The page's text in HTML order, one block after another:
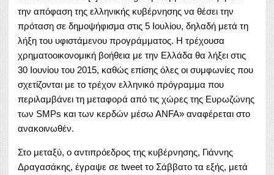
την απόφαση της ελληνικής κυβέρνησης να θέσει την
πρόταση σε δημοψήφισμα στις 5 Ιουλίου, δηλαδή μετά τη
λήξη του υφιστάμενου προγράμματος. Η τρέχουσα
χρηματοοικονομική βοήθεια με την Ελλάδα θα λήξει στις
30 Ιουνίου του 2015, καθώς επίσης όλες οι συμφωνίες που
σχετίζονται με το τρέχον ελληνικό πρόγραμμα που
περιλαμβάνει τη μεταφορά από τις χώρες της Ευρωζώνης
των SMPs και των κερδών μέσω ΑNFA» αναφέρεται στο
ανακοινωθέν.
Στο μεταξύ, ο αντιπρόεδρος της κυβέρνησης, Γιάννης
Δραγασάκης, έγραψε σε tweet το Σάββατο τα εξής, μετά